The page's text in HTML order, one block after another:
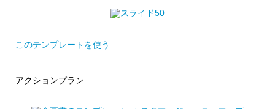
このテンプレートを使う
アクションプラン